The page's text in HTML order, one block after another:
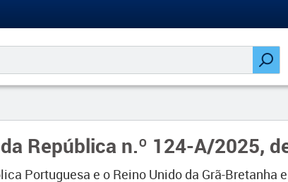
República n.º 124-A/2025,
Portuguesa e o Reino Unido da Grã-Bretanha